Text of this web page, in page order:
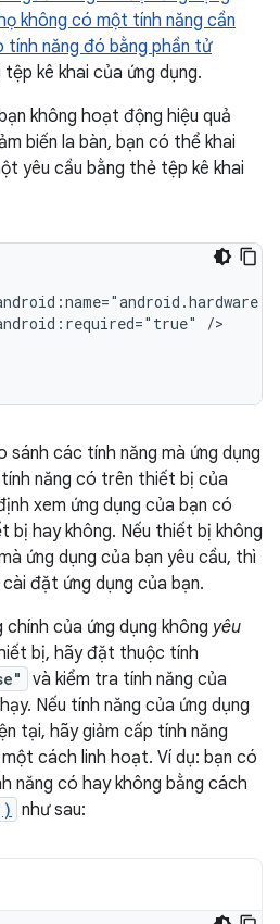
không có một tính năng cần
năng đó bằng phần tử
kê khai của ứng dụng.
không hoạt động hiệu quả
biến la bàn, bạn có thể khai
yêu cầu bằng thẻ tệp kê khai
sánh các tính năng mà ứng dụng
năng có trên thiết bị của
xem ứng dụng của bạn có
bị hay không. Nếu thiết bị không
ứng dụng của bạn yêu cầu, thì
đặt ứng dụng của bạn.
chính của ứng dụng không yêu
bị, hãy đặt thuộc tính
và kiểm tra tính năng của
Nếu tính năng của ứng dụng
tại, hãy giảm cấp tính năng
cách linh hoạt. Ví dụ: bạn có
năng có hay không bằng cách
như sau: